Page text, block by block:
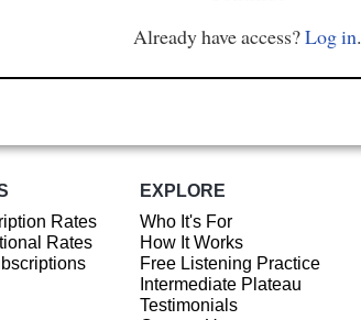
Already have access?Log in.
Rates
Rates
EXPLORE
Who It's For
How It Works
Free Listening Practice
Intermediate Plateau
Testimonials